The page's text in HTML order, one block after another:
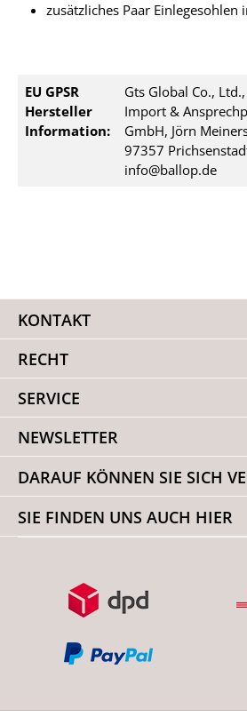
zusätzliches Paar Einlegesohlen
EU GPSR
Hersteller
Information:
Gts Global Co.,
Import &
GmbH, Jörn
97357
info@ballop.de
KONTAKT
RECHT
SERVICE
NEWSLETTER
DARAUF KÖNNEN SIE SICH
SIE FINDEN UNS AUCH HIER